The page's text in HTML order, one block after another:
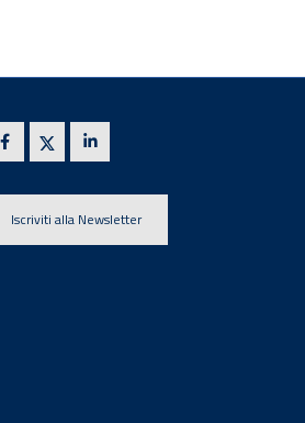
Iscriviti alla Newsletter